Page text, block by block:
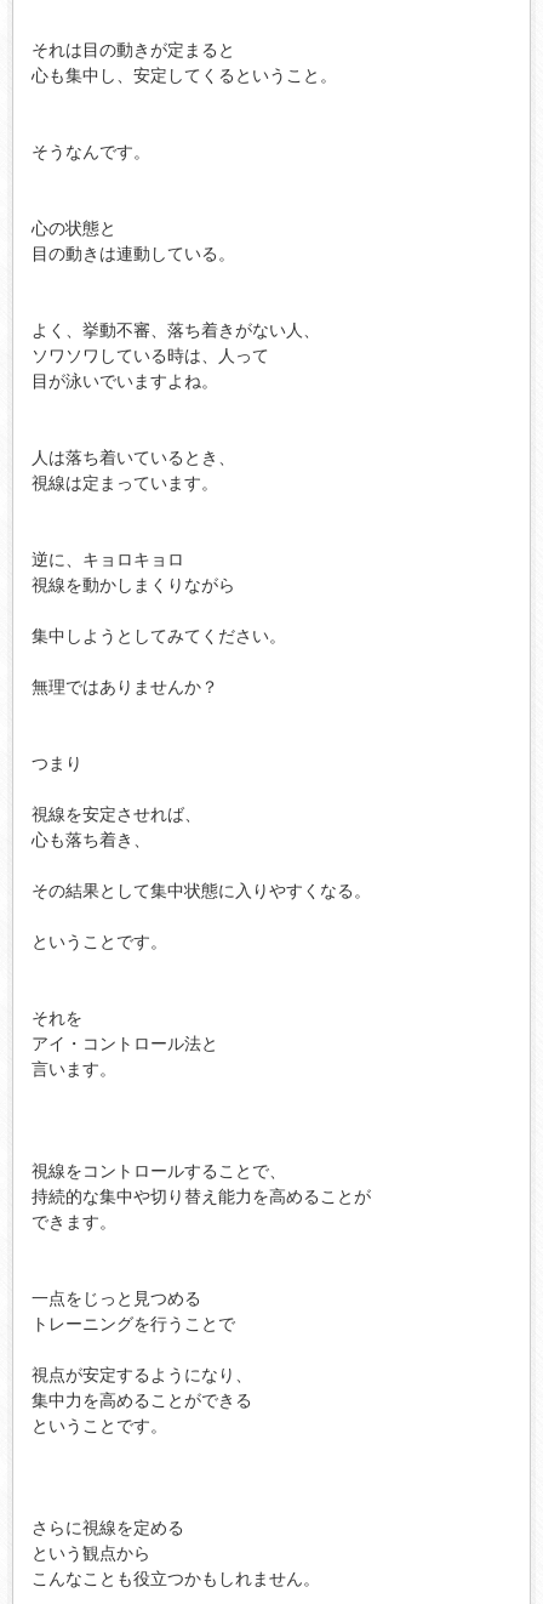
それは目の動きが定まると
心も集中し、安定してくるということ。
そうなんです。
心の状態と
目の動きは連動している。
よく、挙動不審、落ち着きがない人、
ソワソワしている時は、人って
目が泳いでいますよね。
人は落ち着いているとき、
視線は定まっています。
逆に、キョロキョロ
視線を動かしまくりながら
集中しようとしてみてください。
無理ではありませんか？
つまり
視線を安定させれば、
心も落ち着き、
その結果として集中状態に入りやすくなる。
ということです。
それを
アイ・コントロール法と
言います。
視線をコントロールすることで、
持続的な集中や切り替え能力を高めることが
できます。
一点をじっと見つめる
トレーニングを行うことで
視点が安定するようになり、
集中力を高めることができる
ということです。
さらに視線を定める
という観点から
こんなことも役立つかもしれません。